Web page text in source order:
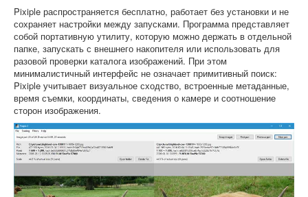
Pixiple распространяется бесплатно, работает без установки и не
сохраняет настройки между запусками. Программа представляет
собой портативную утилиту, которую можно держать в отдельной
папке, запускать с внешнего накопителя или использовать для
разовой проверки каталога изображений. При этом
минималистичный интерфейс не означает примитивный поиск:
Pixiple учитывает визуальное сходство, встроенные метаданные,
время съемки, координаты, сведения о камере и соотношение
сторон изображения.